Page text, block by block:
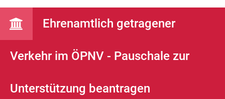
Ehrenamtlich getragener
Verkehr im ÖPNV - Pauschale zur
Unterstützung beantragen